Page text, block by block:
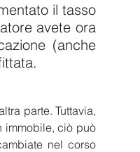
il tasso
avete ora
(anche
parte. Tuttavia,
immobile, ciò può
nel corso